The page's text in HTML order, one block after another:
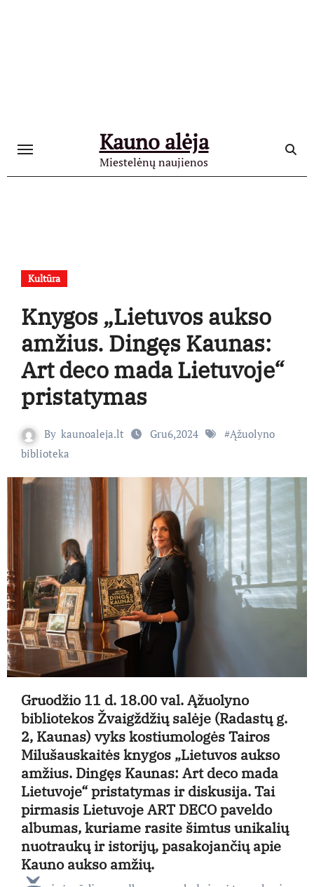
Kauno alėja
Miestelėnų naujienos
Kultūra
Knygos „Lietuvos aukso
amžius. Dingęs Kaunas:
Art deco mada Lietuvoje“
pristatymas
By kaunoaleja.lt Gru6,2024 #Ąžuolyno
biblioteka
Gruodžio 11 d. 18.00 val.Ąžuolyno
bibliotekos Žvaigždžių salėje(Radastų g.
2, Kaunas) vyks kostiumologės Tairos
Milušauskaitės knygos „Lietuvos aukso
amžius. Dingęs Kaunas: Art deco mada
Lietuvoje“pristatymas ir diskusija. Tai
pirmasis Lietuvoje ART DECO paveldo
albumas, kuriame rasite šimtus unikalių
nuotraukų ir istorijų, pasakojančių apie
Kauno aukso amžių.